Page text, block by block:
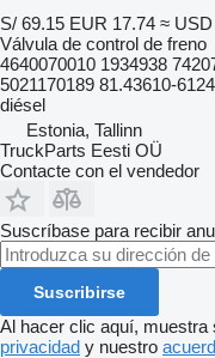
S/ 69.15 EUR 17.74 ≈
Válvula de control de freno
4640070010 1934938
5021170189 81.43610-
diésel
Estonia, Tallinn
TruckParts Eesti OÜ
Contacte con el vendedor
Suscríbase para recibir
Suscribirse
Al hacer clic aquí,
privacidad y nuestro